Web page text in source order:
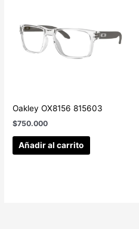
Oakley OX8156 815603
$750.000
Añadir al carrito